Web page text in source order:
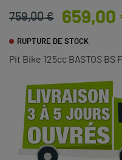
759,00 € 659,00
RUPTURE DE STOCK
Pit Bike 125cc BASTOS